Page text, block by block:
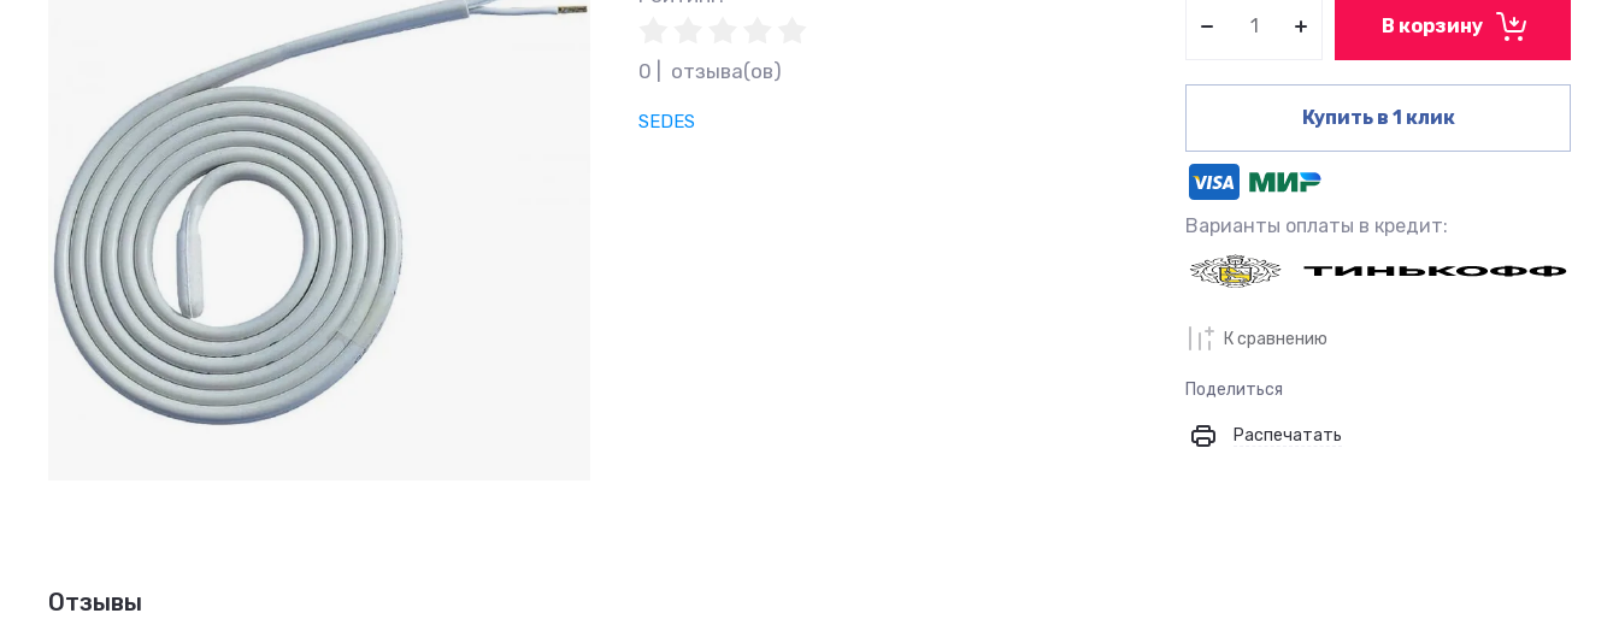
0 |  отзыва(ов)
SEDES
В корзину
Купить в 1 клик
Варианты оплаты в кредит:
К сравнению
Поделиться
Распечатать
Отзывы